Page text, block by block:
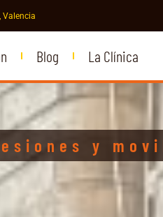
Valencia
Blog La Clínica
y